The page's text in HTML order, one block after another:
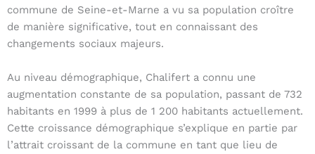
commune de Seine-et-Marne a vu sa population croître
de manière significative, tout en connaissant des
changements sociaux majeurs.
Au niveau démographique, Chalifert a connu une
augmentation constante de sa population, passant de 732
habitants en 1999 à plus de 1 200 habitants actuellement.
Cette croissance démographique s’explique en partie par
l’attrait croissant de la commune en tant que lieu de